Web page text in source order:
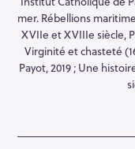
mer. Rébellions
XVIIe et XVIIIe siècle,
Virginité et chasteté
Payot, 2019 ; Une